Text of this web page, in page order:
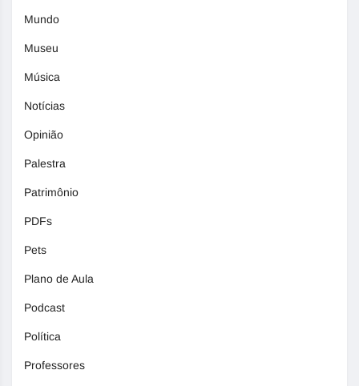
Mundo
Museu
Música
Notícias
Opinião
Palestra
Patrimônio
PDFs
Pets
Plano de Aula
Podcast
Política
Professores